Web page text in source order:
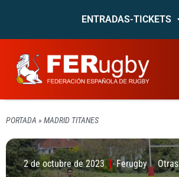
ENTRADAS-TICKETS
PORTADA » MADRID TITANES
2 de octubre de 2023 Ferugby Otras